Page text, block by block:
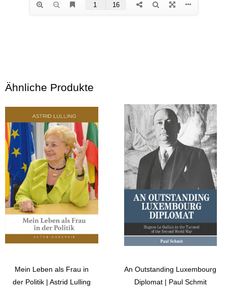
Ähnliche Produkte
Mein Leben als Frau in
der Politik | Astrid Lulling
An Outstanding Luxembourg
Diplomat | Paul Schmit